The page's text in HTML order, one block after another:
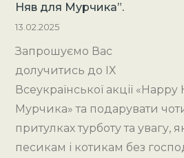
Няв для Мурчика”.
13.02.2025
Запрошуємо Вас
долучитись до ІХ
Всеукраїнської акції
Мурчика» та подарувати
притулках турботу та увагу,
песикам і котикам без